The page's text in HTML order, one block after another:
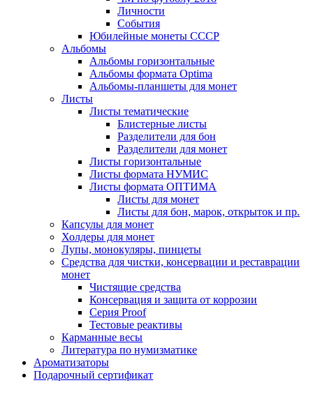
Личности
События
Юбилейные монеты СССР
Альбомы
Альбомы горизонтальные
Альбомы формата Optima
Альбомы-планшеты для монет
Листы
Листы тематические
Блистерные листы
Разделители для бон
Разделители для монет
Листы горизонтальные
Листы формата НУМИС
Листы формата ОПТИМА
Листы для монет
Листы для бон, марок, открыток и пр.
Капсулы для монет
Холдеры для монет
Лупы, монокуляры, пинцеты
Средства для чистки, консервации и реставрации
монет
Чистящие средства
Консервация и защита от коррозии
Серия Proof
Тестовые реактивы
Карманные весы
Литература по нумизматике
Ароматизаторы
Подарочный сертификат